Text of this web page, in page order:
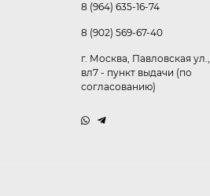
8 (964) 635-16-74
8 (902) 569-67-40
г. Москва, Павловская ул.,
вл7 - пункт выдачи (по
согласованию)